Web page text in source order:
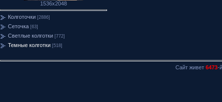
1536x2048
Колготочки [2886]
Сеточка [63]
Светлые колготки [772]
Темные колготки [518]
Сайт живет 6473-